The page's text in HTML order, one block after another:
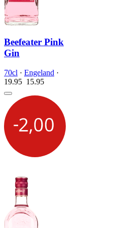
Beefeater Pink
Gin
70cl · Engeland ·
19.95 15.95